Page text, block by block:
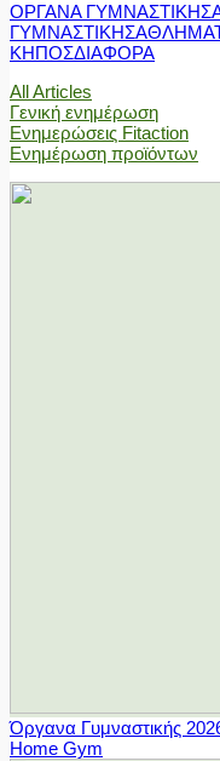
ΟΡΓΑΝΑ ΓΥΜΝΑΣΤΙΚΗΣ
ΓΥΜΝΑΣΤΙΚΗΣ
ΚΗΠΟΣΔΙΑΦΟΡΑ
All Articles
Γενική ενημέρωση
Ενημερώσεις Fitaction
Ενημέρωση προϊόντων
Όργανα Γυμναστικής
Home Gym